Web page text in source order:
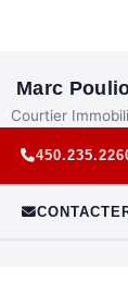
Marc
Courtier